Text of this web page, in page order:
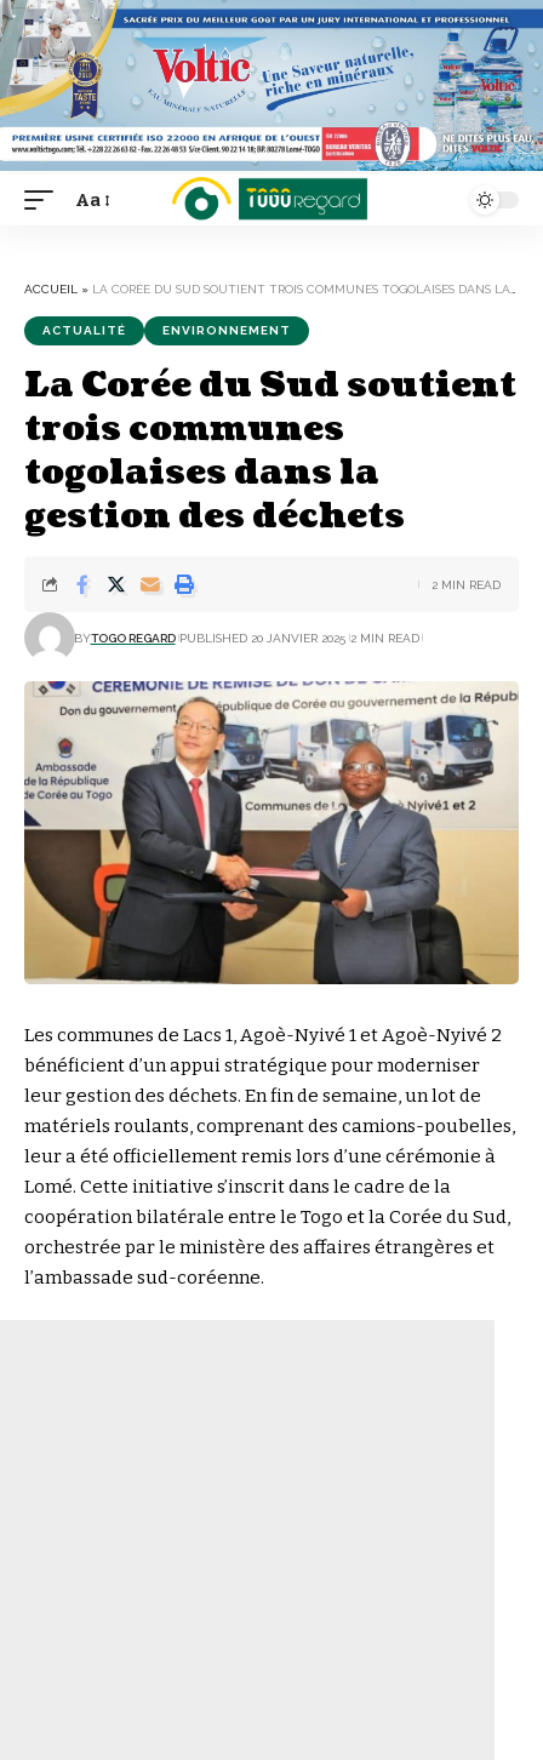
Font
Aa
ACCUEIL » LA CORÉE DU SUD SOUTIENT TROIS COMMUNES TOGOLAISES DANS LA GESTION DES DÉCHETS
ACTUALITÉ ENVIRONNEMENT
La Corée du Sud soutient
trois communes
togolaises dans la
gestion des déchets
BYTOGO REGARD PUBLISHED 20 JANVIER 2025 2 MIN READ
2 MIN READ
Les communes de Lacs 1, Agoè-Nyivé 1 et Agoè-Nyivé 2
bénéficient d’un appui stratégique pour moderniser
leur gestion des déchets. En fin de semaine, un lot de
matériels roulants, comprenant des camions-poubelles,
leur a été officiellement remis lors d’une cérémonie à
Lomé. Cette initiative s’inscrit dans le cadre de la
coopération bilatérale entre le Togo et la Corée du Sud,
orchestrée par le ministère des affaires étrangères et
l’ambassade sud-coréenne.